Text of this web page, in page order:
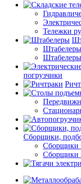
Тележки
Штабелеры
погрузчики
Сборщики,
Сборщики
Сборщики